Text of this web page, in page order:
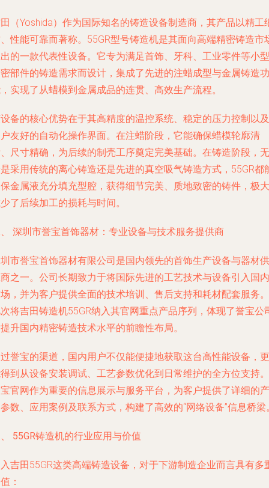
（Yoshida）作为国际知名的铸造设备制造商，其产品以精工
性能可靠而著称。55GR型号铸造机是其面向高端精密铸造市
的一款代表性设备。它专为满足首饰、牙科、工业零件等小型
部件的铸造需求而设计，集成了先进的注蜡成型与金属铸造功
实现了从蜡模到金属成品的连贯、高效生产流程。
备的核心优势在于其高精度的温控系统、稳定的压力控制以及
友好的自动化操作界面。在注蜡阶段，它能确保蜡模轮廓清
尺寸精确，为后续的制壳工序奠定完美基础。在铸造阶段，无
采用传统的离心铸造还是先进的真空吸气铸造方式，55GR都
金属液充分填充型腔，获得细节完美、质地致密的铸件，极大
了后续加工的损耗与时间。
深圳市誉宝首饰器材：专业设备与技术服务提供商
市誉宝首饰器材有限公司是国内领先的首饰生产设备与器材供
之一。公司长期致力于将国际先进的工艺技术与设备引入国内
，并为客户提供全面的技术培训、售后支持和耗材配套服务。
将吉田铸造机55GR纳入其官网重点产品序列，体现了誉宝公
升国内精密铸造技术水平的前瞻性布局。
誉宝的渠道，国内用户不仅能便捷地获取这台高性能设备，更
到从设备安装调试、工艺参数优化到日常维护的全方位支持。
官网作为重要的信息展示与服务平台，为客户提供了详细的产
数、应用案例及联系方式，构建了高效的“网络设备”信息桥梁
55GR铸造机的行业应用与价值
吉田55GR这类高端铸造设备，对于下游制造企业而言具有多
：